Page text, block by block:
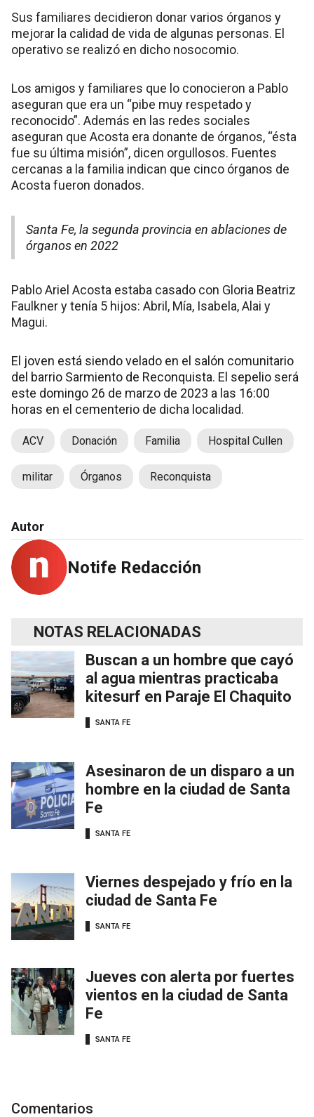
Sus familiares decidieron donar varios órganos y
mejorar la calidad de vida de algunas personas. El
operativo se realizó en dicho nosocomio.
Los amigos y familiares que lo conocieron a Pablo
aseguran que era un “pibe muy respetado y
reconocido”. Además en las redes sociales
aseguran que Acosta era donante de órganos, “ésta
fue su última misión”, dicen orgullosos. Fuentes
cercanas a la familia indican que cinco órganos de
Acosta fueron donados.
Santa Fe, la segunda provincia en ablaciones de
órganos en 2022
Pablo Ariel Acosta estaba casado con Gloria Beatriz
Faulkner y tenía 5 hijos: Abril, Mía, Isabela, Alai y
Magui.
El joven está siendo velado en el salón comunitario
del barrio Sarmiento de Reconquista. El sepelio será
este domingo 26 de marzo de 2023 a las 16:00
horas en el cementerio de dicha localidad.
ACV Donación Familia Hospital Cullen
militar Órganos Reconquista
Autor
Notife Redacción
NOTAS RELACIONADAS
Buscan a un hombre que cayó
al agua mientras practicaba
kitesurf en Paraje El Chaquito
SANTA FE
Asesinaron de un disparo a un
hombre en la ciudad de Santa
Fe
SANTA FE
Viernes despejado y frío en la
ciudad de Santa Fe
SANTA FE
Jueves con alerta por fuertes
vientos en la ciudad de Santa
Fe
SANTA FE
Comentarios